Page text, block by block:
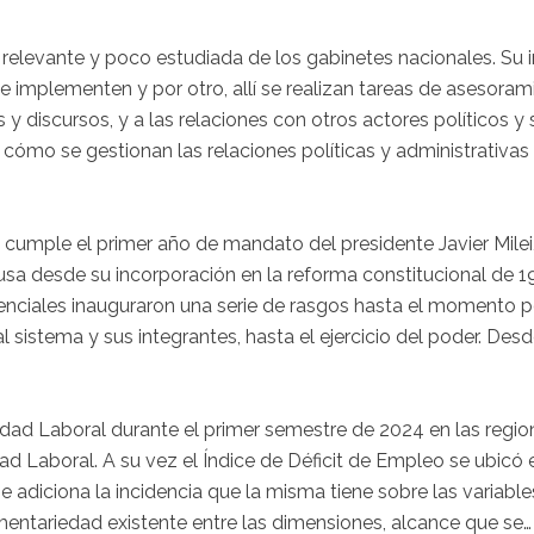
y poco estudiada de los gabinetes nacionales.
implementen y por otro, allí se realizan tareas de
discursos, y a las relaciones con otros actores políticos y
se gestionan las relaciones políticas y
el primer año de mandato del presidente Javier
desde su incorporación en la reforma constitucional de
inauguraron una serie de rasgos hasta el momento
y sus integrantes, hasta el ejercicio del poder.
Laboral durante el primer semestre de 2024 en las
Laboral. A su vez el Índice de Déficit de Empleo se ubicó
adiciona la incidencia que la misma tiene sobre las
existente entre las dimensiones, alcance que se…